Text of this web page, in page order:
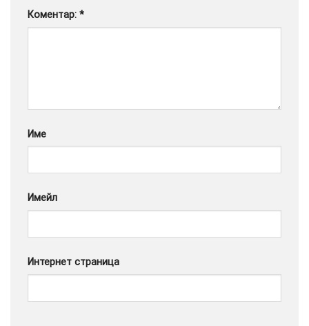
Коментар: *
Име
Имейл
Интернет страница
УСЛУГИ ОПЦИИ